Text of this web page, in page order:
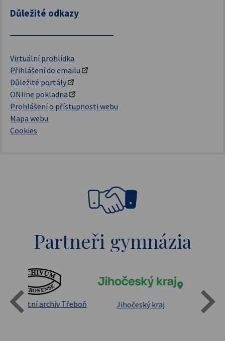
Důležité odkazy
Virtuální prohlídka
Přihlášení do emailu
Důležité portály
ONline pokladna
Prohlášení o přístupnosti webu
Mapa webu
Cookies
Partneři gymnázia
Státní oblastní archív Třeboň Jihočeský kraj